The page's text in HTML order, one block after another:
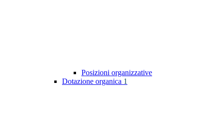
Posizioni organizzative
Dotazione organica 1